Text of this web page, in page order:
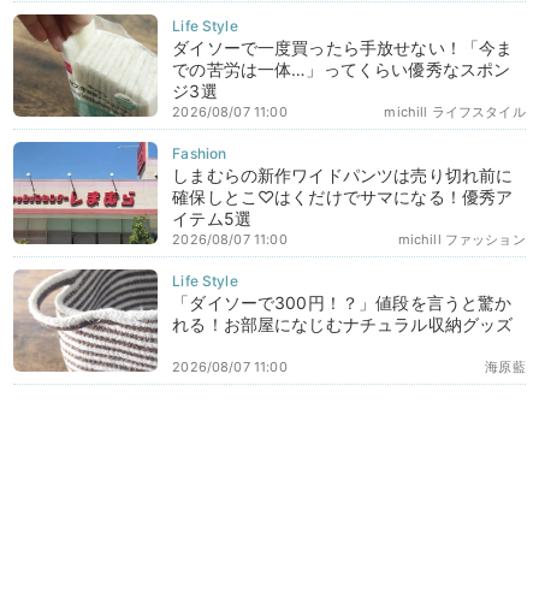
ダイソーで一度買ったら手放せない！「今ま
での苦労は一体…」ってくらい優秀なスポン
ジ3選
michill ライフスタイル
2026/08/07 11:00
しまむらの新作ワイドパンツは売り切れ前に
確保しとこ♡はくだけでサマになる！優秀ア
イテム5選
michill ファッション
2026/08/07 11:00
「ダイソーで300円！？」値段を言うと驚か
れる！お部屋になじむナチュラル収納グッズ
海原藍
2026/08/07 11:00